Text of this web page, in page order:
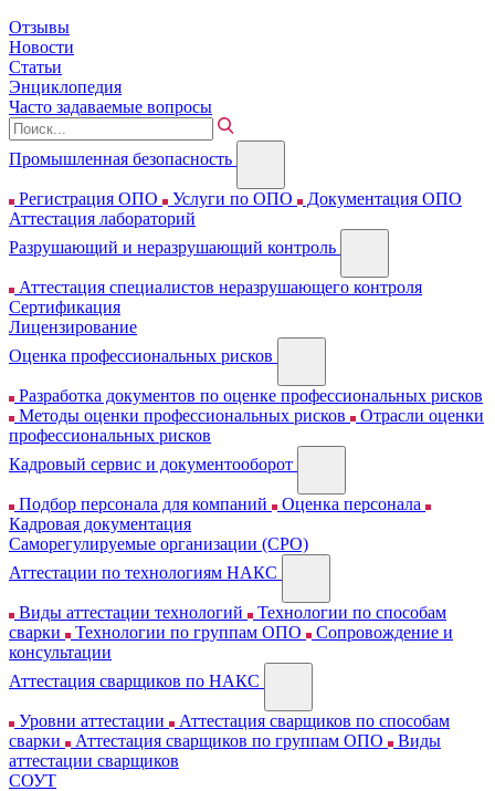
Отзывы
Новости
Статьи
Энциклопедия
Часто задаваемые вопросы
Промышленная безопасность
Регистрация ОПО Услуги по ОПО
Документация ОПО
Аттестация лабораторий
Разрушающий и неразрушающий контроль
Аттестация специалистов неразрушающего контроля
Сертификация
Лицензирование
Оценка профессиональных рисков
Разработка документов по оценке профессиональных рисков
Методы оценки профессиональных рисков
Отрасли оценки
профессиональных рисков
Кадровый сервис и документооборот
Подбор персонала для компаний
Оценка персонала
Кадровая документация
Cаморегулируемые организации (СРО)
Аттестации по технологиям НАКС
Виды аттестации технологий
Технологии по способам
сварки
Технологии по группам ОПО
Сопровождение и
консультации
Аттестация сварщиков по НАКС
Уровни аттестации
Аттестация сварщиков по способам
сварки
Аттестация сварщиков по группам ОПО
Виды
аттестации сварщиков
СОУТ